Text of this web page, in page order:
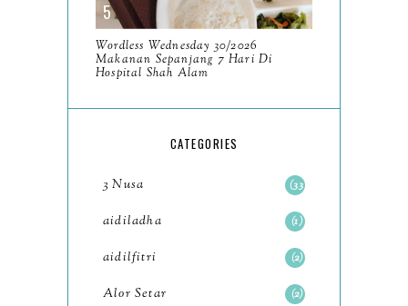
November 8
October11
April
Wordless Wednesday 30/2026
Makanan Sepanjang 7 Hari Di
Hospital Shah Alam
CATEGORIES
3 Nusa 33
aidiladha 1
aidilfitri 2
Alor Setar 2